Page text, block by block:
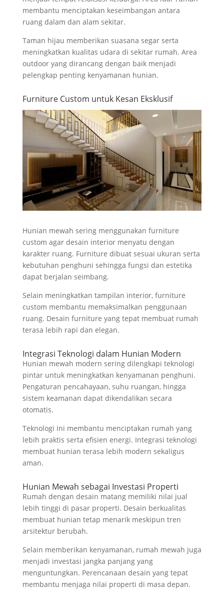
membantu menciptakan keseimbangan antara
ruang dalam dan alam sekitar.
Taman hijau memberikan suasana segar serta
meningkatkan kualitas udara di sekitar rumah. Area
outdoor yang dirancang dengan baik menjadi
pelengkap penting kenyamanan hunian.
Furniture Custom untuk Kesan Eksklusif
Hunian mewah sering menggunakan furniture
custom agar desain interior menyatu dengan
karakter ruang. Furniture dibuat sesuai ukuran serta
kebutuhan penghuni sehingga fungsi dan estetika
dapat berjalan seimbang.
Selain meningkatkan tampilan interior, furniture
custom membantu memaksimalkan penggunaan
ruang. Desain furniture yang tepat membuat rumah
terasa lebih rapi dan elegan.
Integrasi Teknologi dalam Hunian Modern
Hunian mewah modern sering dilengkapi teknologi
pintar untuk meningkatkan kenyamanan penghuni.
Pengaturan pencahayaan, suhu ruangan, hingga
sistem keamanan dapat dikendalikan secara
otomatis.
Teknologi ini membantu menciptakan rumah yang
lebih praktis serta efisien energi. Integrasi teknologi
membuat hunian terasa lebih modern sekaligus
aman.
Hunian Mewah sebagai Investasi Properti
Rumah dengan desain matang memiliki nilai jual
lebih tinggi di pasar properti. Desain berkualitas
membuat hunian tetap menarik meskipun tren
arsitektur berubah.
Selain memberikan kenyamanan, rumah mewah juga
menjadi investasi jangka panjang yang
menguntungkan. Perencanaan desain yang tepat
membantu menjaga nilai properti di masa depan.